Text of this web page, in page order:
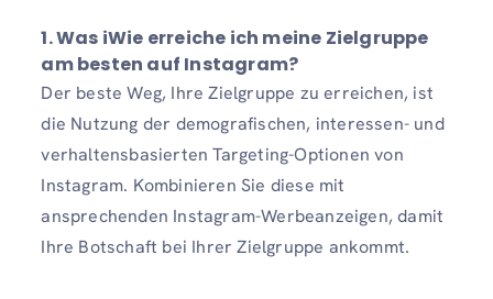
1.Was iWie erreiche ich meine Zielgruppe
am besten auf Instagram?
Der beste Weg, Ihre Zielgruppe zu erreichen, ist
die Nutzung der demografischen, interessen- und
verhaltensbasierten Targeting-Optionen von
Instagram. Kombinieren Sie diese mit
ansprechenden Instagram-Werbeanzeigen, damit
Ihre Botschaft bei Ihrer Zielgruppe ankommt.